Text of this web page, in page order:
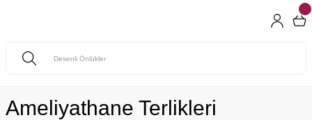
Ameliyathane Terlikleri